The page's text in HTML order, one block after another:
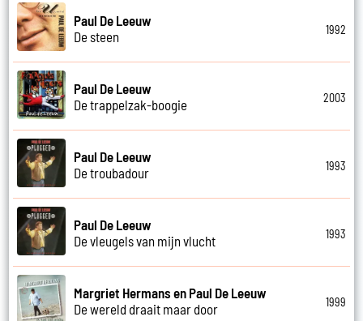
Paul De Leeuw
De steen
1992
Paul De Leeuw
De trappelzak-boogie
2003
Paul De Leeuw
De troubadour
1993
Paul De Leeuw
De vleugels van mijn vlucht
1993
Margriet Hermans en Paul De Leeuw
De wereld draait maar door
1999